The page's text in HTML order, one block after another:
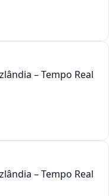
– Tempo Real
– Tempo Real